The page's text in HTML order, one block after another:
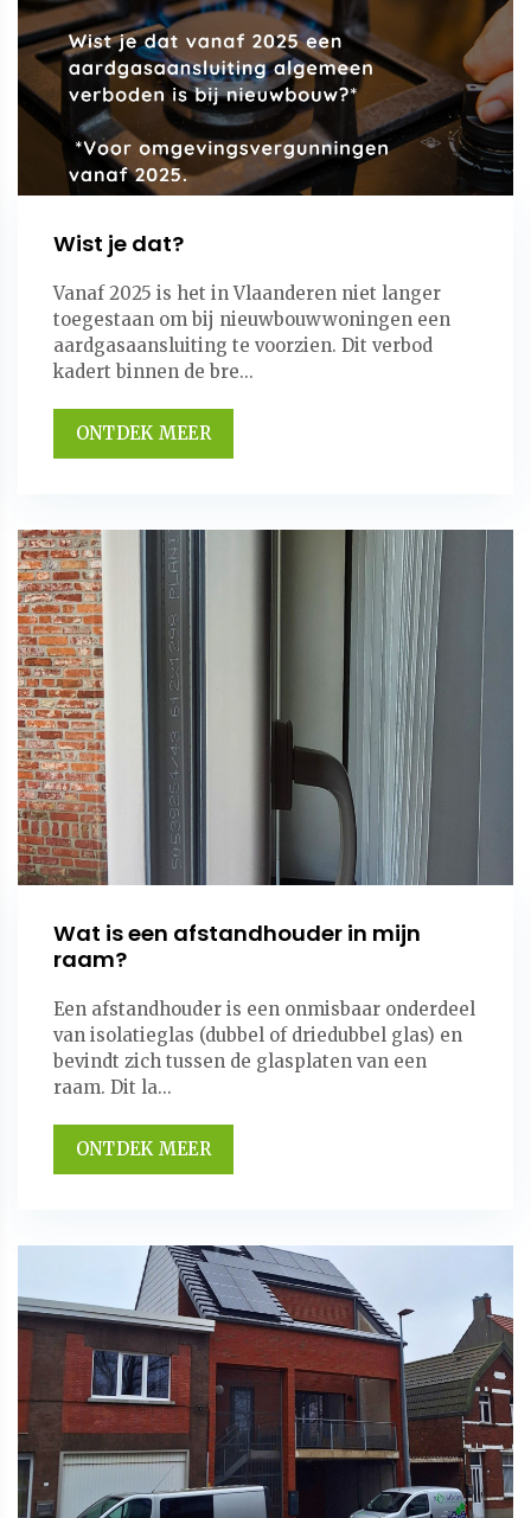
Wist je dat?
Vanaf 2025 is het in Vlaanderen niet langer
toegestaan om bij nieuwbouwwoningen een
aardgasaansluiting te voorzien. Dit verbod
kadert binnen de bre...
ONTDEK MEER
Wat is een afstandhouder in mijn
raam?
Een afstandhouder is een onmisbaar onderdeel
van isolatieglas (dubbel of driedubbel glas) en
bevindt zich tussen de glasplaten van een
raam. Dit la...
ONTDEK MEER